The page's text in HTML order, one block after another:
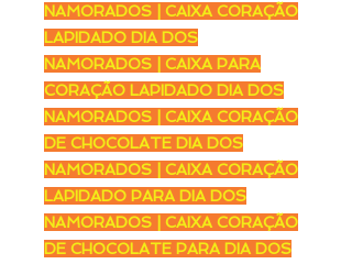
NAMORADOS | CAIXA CORAÇÃO
LAPIDADO DIA DOS
NAMORADOS | CAIXA PARA
CORAÇÃO LAPIDADO DIA DOS
NAMORADOS | CAIXA CORAÇÃO
DE CHOCOLATE DIA DOS
NAMORADOS | CAIXA CORAÇÃO
LAPIDADO PARA DIA DOS
NAMORADOS | CAIXA CORAÇÃO
DE CHOCOLATE PARA DIA DOS